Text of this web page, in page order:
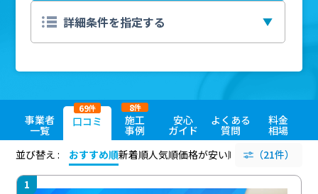
事業者
一覧
口コミ
69件
施工
事例
8件
安心
ガイド
よくある
質問
料金
相場
並び替え :
おすすめ順新着順人気順価格が安い順 評価が高い順
（21件）
1